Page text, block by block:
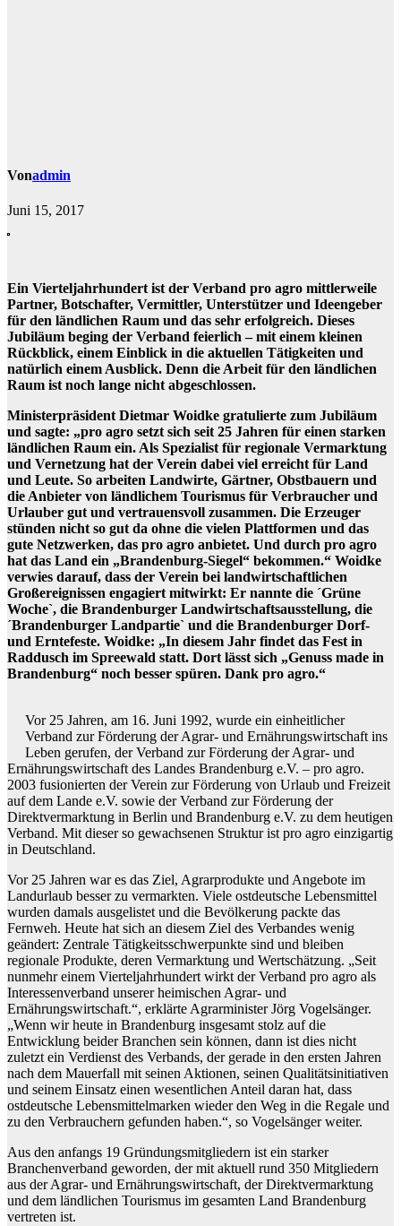
Vonadmin
Juni 15, 2017
Ein Vierteljahrhundert ist der Verband pro agro mittlerweile
Partner, Botschafter, Vermittler, Unterstützer und Ideengeber
für den ländlichen Raum und das sehr erfolgreich. Dieses
Jubiläum beging der Verband feierlich – mit einem kleinen
Rückblick, einem Einblick in die aktuellen Tätigkeiten und
natürlich einem Ausblick. Denn die Arbeit für den ländlichen
Raum ist noch lange nicht abgeschlossen.
Ministerpräsident Dietmar Woidke gratulierte zum Jubiläum
und sagte: „pro agro setzt sich seit 25 Jahren für einen starken
ländlichen Raum ein. Als Spezialist für regionale Vermarktung
und Vernetzung hat der Verein dabei viel erreicht für Land
und Leute. So arbeiten Landwirte, Gärtner, Obstbauern und
die Anbieter von ländlichem Tourismus für Verbraucher und
Urlauber gut und vertrauensvoll zusammen. Die Erzeuger
stünden nicht so gut da ohne die vielen Plattformen und das
gute Netzwerken, das pro agro anbietet. Und durch pro agro
hat das Land ein „Brandenburg-Siegel“ bekommen.“ Woidke
verwies darauf, dass der Verein bei landwirtschaftlichen
Großereignissen engagiert mitwirkt: Er nannte die ´Grüne
Woche`, die Brandenburger Landwirtschaftsausstellung, die
´Brandenburger Landpartie` und die Brandenburger Dorf-
und Erntefeste. Woidke: „In diesem Jahr findet das Fest in
Raddusch im Spreewald statt. Dort lässt sich „Genuss made in
Brandenburg“ noch besser spüren. Dank pro agro.“
Vor 25 Jahren, am 16. Juni 1992, wurde ein einheitlicher
Verband zur Förderung der Agrar- und Ernährungswirtschaft ins
Leben gerufen, der Verband zur Förderung der Agrar- und
Ernährungswirtschaft des Landes Brandenburg e.V. – pro agro.
2003 fusionierten der Verein zur Förderung von Urlaub und Freizeit
auf dem Lande e.V. sowie der Verband zur Förderung der
Direktvermarktung in Berlin und Brandenburg e.V. zu dem heutigen
Verband. Mit dieser so gewachsenen Struktur ist pro agro einzigartig
in Deutschland.
Vor 25 Jahren war es das Ziel, Agrarprodukte und Angebote im
Landurlaub besser zu vermarkten. Viele ostdeutsche Lebensmittel
wurden damals ausgelistet und die Bevölkerung packte das
Fernweh. Heute hat sich an diesem Ziel des Verbandes wenig
geändert: Zentrale Tätigkeitsschwerpunkte sind und bleiben
regionale Produkte, deren Vermarktung und Wertschätzung. „Seit
nunmehr einem Vierteljahrhundert wirkt der Verband pro agro als
Interessenverband unserer heimischen Agrar- und
Ernährungswirtschaft.“, erklärte Agrarminister Jörg Vogelsänger.
„Wenn wir heute in Brandenburg insgesamt stolz auf die
Entwicklung beider Branchen sein können, dann ist dies nicht
zuletzt ein Verdienst des Verbands, der gerade in den ersten Jahren
nach dem Mauerfall mit seinen Aktionen, seinen Qualitätsinitiativen
und seinem Einsatz einen wesentlichen Anteil daran hat, dass
ostdeutsche Lebensmittelmarken wieder den Weg in die Regale und
zu den Verbrauchern gefunden haben.“, so Vogelsänger weiter.
Aus den anfangs 19 Gründungsmitgliedern ist ein starker
Branchenverband geworden, der mit aktuell rund 350 Mitgliedern
aus der Agrar- und Ernährungswirtschaft, der Direktvermarktung
und dem ländlichen Tourismus im gesamten Land Brandenburg
vertreten ist.